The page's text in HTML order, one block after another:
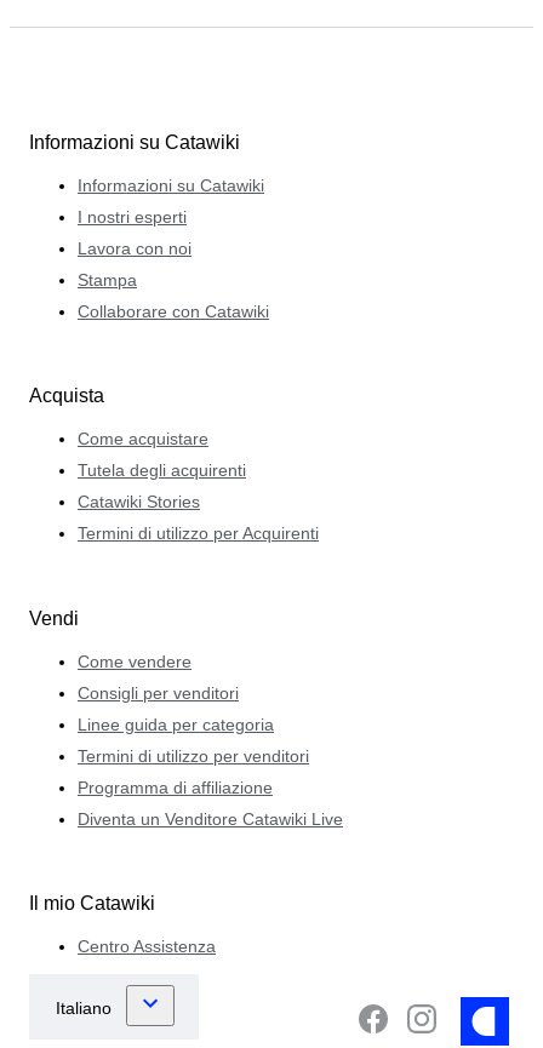
Informazioni su Catawiki
Informazioni su Catawiki
I nostri esperti
Lavora con noi
Stampa
Collaborare con Catawiki
Acquista
Come acquistare
Tutela degli acquirenti
Catawiki Stories
Termini di utilizzo per Acquirenti
Vendi
Come vendere
Consigli per venditori
Linee guida per categoria
Termini di utilizzo per venditori
Programma di affiliazione
Diventa un Venditore Catawiki Live
Il mio Catawiki
Centro Assistenza